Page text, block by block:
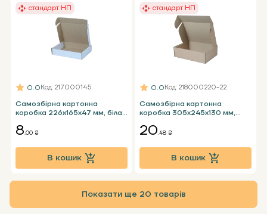
стандарт НП
Самозбірна картонна
коробка 226х165х47 мм, біла
пошти пласка
0.0Код: 217000145
8.00 ₴
В кошик
стандарт НП
Самозбірна картонна
коробка 305х245х130 мм,
0.0Код: 218000220-22
20.48 ₴
В кошик
Показати ще 20 товарів